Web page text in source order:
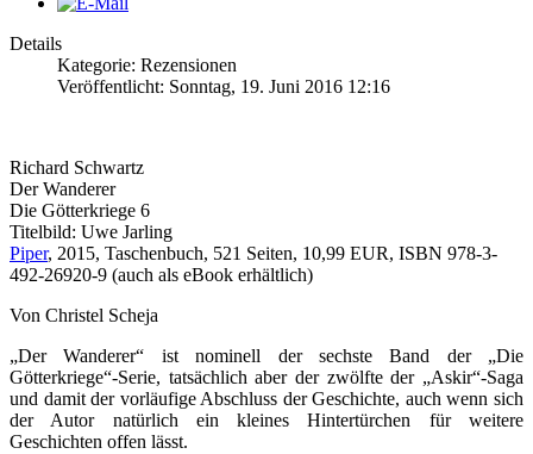
Details
Kategorie: Rezensionen
Veröffentlicht: Sonntag, 19. Juni 2016 12:16
Richard Schwartz
Der Wanderer
Die Götterkriege 6
Titelbild: Uwe Jarling
Piper, 2015, Taschenbuch, 521 Seiten, 10,99 EUR, ISBN 978-3-
492-26920-9 (auch als eBook erhältlich)
Von Christel Scheja
„Der Wanderer“ ist nominell der sechste Band der „Die
Götterkriege“-Serie, tatsächlich aber der zwölfte der „Askir“-Saga
und damit der vorläufige Abschluss der Geschichte, auch wenn sich
der Autor natürlich ein kleines Hintertürchen für weitere
Geschichten offen lässt.